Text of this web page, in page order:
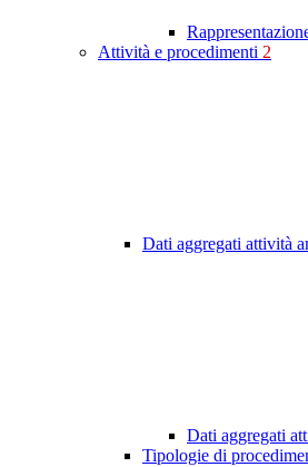
Attività e procedimenti 2
Dati aggregati attività
Dati aggregati
Tipologie di